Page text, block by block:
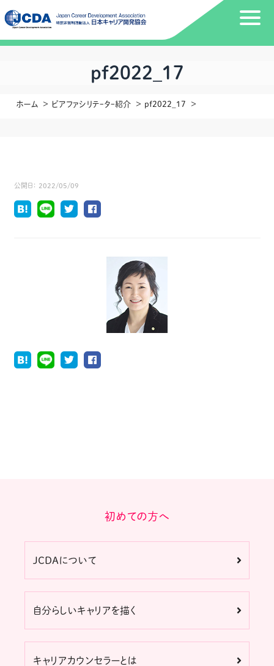
pf2022_17
ホーム ピアファシリテｰタｰ紹介 pf2022_17
公開日： 2022/05/09
初めての方へ
JCDAについて
自分らしいキャリアを描く
キャリアカウンセラーとは